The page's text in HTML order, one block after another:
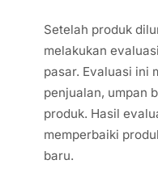
Setelah produk
melakukan
pasar. Evaluasi ini
penjualan, umpan
produk. Hasil
memperbaiki
baru.